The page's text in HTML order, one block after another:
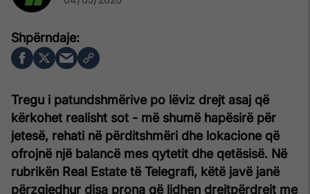
Tregu i patundshmërive po lëviz drejt asaj që
kërkohet realisht sot - më shumë hapësirë për
jetesë, rehati në përditshmëri dhe lokacione që
ofrojnë një balancë mes qytetit dhe qetësisë. Në
rubrikën Real Estate të Telegrafi, këtë javë janë
përzgjedhur disa prona që lidhen drejtpërdrejt me